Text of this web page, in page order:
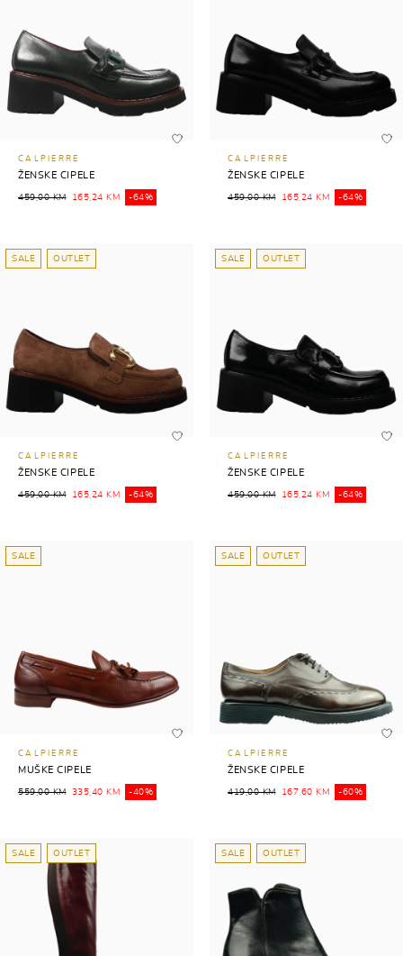
CALPIERRE
ŽENSKE CIPELE
459,00 KM 165,24 KM -64%
CALPIERRE
ŽENSKE CIPELE
459,00 KM 165,24 KM -64%
SALE OUTLET
CALPIERRE
ŽENSKE CIPELE
459,00 KM 165,24 KM -64%
SALE OUTLET
CALPIERRE
ŽENSKE CIPELE
459,00 KM 165,24 KM -64%
SALE
CALPIERRE
MUŠKE CIPELE
559,00 KM 335,40 KM -40%
SALE OUTLET
CALPIERRE
ŽENSKE CIPELE
419,00 KM 167,60 KM -60%
SALE OUTLET SALE OUTLET